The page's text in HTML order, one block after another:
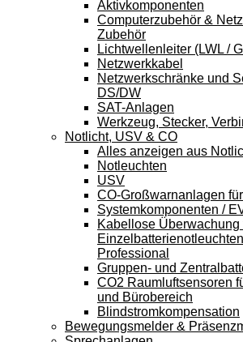
Aktivkomponenten
Computerzubehör &
Zubehör
Lichtwellenleiter (LWL /
Netzwerkkabel
Netzwerkschränke und
DS/DW
SAT-Anlagen
Werkzeug, Stecker,
Notlicht, USV & CO
Alles anzeigen aus
Notleuchten
USV
CO-Großwarnanlagen
Systemkomponenten /
Kabellose Überwachung
Professional
Gruppen- und
CO2 Raumluftsensoren
und Bürobereich
Blindstromkompensation
Bewegungsmelder &